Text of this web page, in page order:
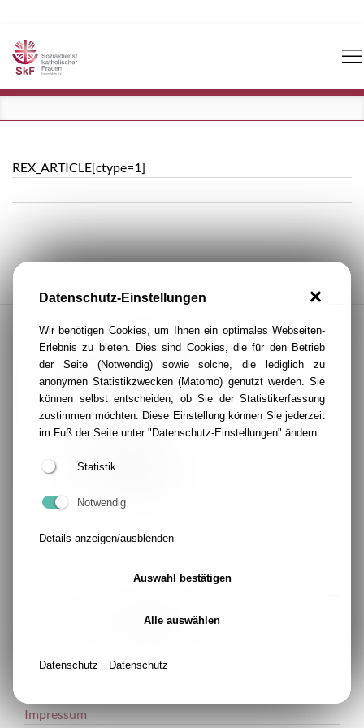
REX_ARTICLE[ctype=1]
Sozialdienst katholischer Frauen
Essen-Mitte e.V.
Dammannstraße 32 – 38
45138 Essen
Tel: 0201 – 319375-600
E-Mail: info@skf-essen.de
Datenschutz-Einstellungen
Impressum
Datenschutz-Einstellungen
Wir benötigen Cookies, um Ihnen ein optimales Webseiten-
Erlebnis zu bieten. Dies sind Cookies, die für den Betrieb
der Seite (Notwendig) sowie solche, die lediglich zu
anonymen Statistikzwecken (Matomo) genutzt werden. Sie
können selbst entscheiden, ob Sie der Statistikerfassung
zustimmen möchten. Diese Einstellung können Sie jederzeit
im Fuß der Seite unter "Datenschutz-Einstellungen" ändern.
Statistik
Notwendig
Details anzeigen/ausblenden
Auswahl bestätigen
Alle auswählen
Datenschutz Datenschutz